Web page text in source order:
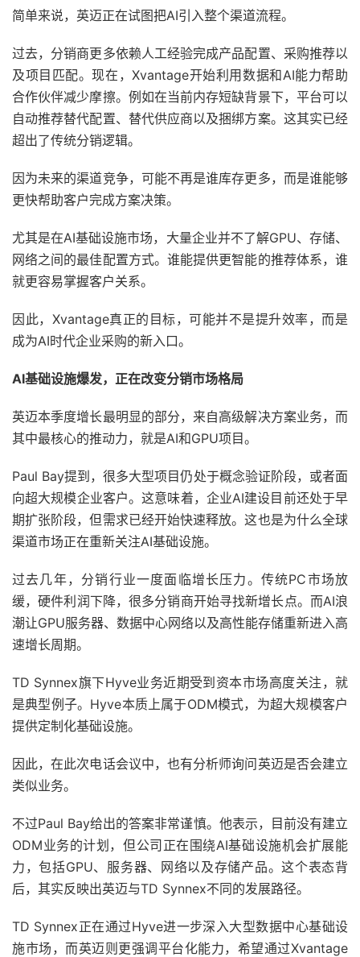
简单来说，英迈正在试图把AI引入整个渠道流程。
过去，分销商更多依赖人工经验完成产品配置、采购推荐以
及项目匹配。现在，Xvantage开始利用数据和AI能力帮助
合作伙伴减少摩擦。例如在当前内存短缺背景下，平台可以
自动推荐替代配置、替代供应商以及捆绑方案。这其实已经
超出了传统分销逻辑。
因为未来的渠道竞争，可能不再是谁库存更多，而是谁能够
更快帮助客户完成方案决策。
尤其是在AI基础设施市场，大量企业并不了解GPU、存储、
网络之间的最佳配置方式。谁能提供更智能的推荐体系，谁
就更容易掌握客户关系。
因此，Xvantage真正的目标，可能并不是提升效率，而是
成为AI时代企业采购的新入口。
AI基础设施爆发，正在改变分销市场格局
英迈本季度增长最明显的部分，来自高级解决方案业务，而
其中最核心的推动力，就是AI和GPU项目。
Paul Bay提到，很多大型项目仍处于概念验证阶段，或者面
向超大规模企业客户。这意味着，企业AI建设目前还处于早
期扩张阶段，但需求已经开始快速释放。这也是为什么全球
渠道市场正在重新关注AI基础设施。
过去几年，分销行业一度面临增长压力。传统PC市场放
缓，硬件利润下降，很多分销商开始寻找新增长点。而AI浪
潮让GPU服务器、数据中心网络以及高性能存储重新进入高
速增长周期。
TD Synnex旗下Hyve业务近期受到资本市场高度关注，就
是典型例子。Hyve本质上属于ODM模式，为超大规模客户
提供定制化基础设施。
因此，在此次电话会议中，也有分析师询问英迈是否会建立
类似业务。
不过Paul Bay给出的答案非常谨慎。他表示，目前没有建立
ODM业务的计划，但公司正在围绕AI基础设施机会扩展能
力，包括GPU、服务器、网络以及存储产品。这个表态背
后，其实反映出英迈与TD Synnex不同的发展路径。
TD Synnex正在通过Hyve进一步深入大型数据中心基础设
施市场，而英迈则更强调平台化能力，希望通过Xvantage